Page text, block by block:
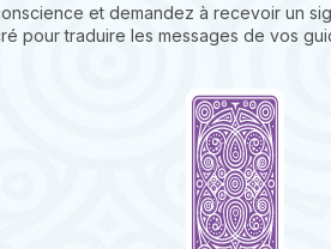
et demandez à recevoir un
pour traduire les messages de vos